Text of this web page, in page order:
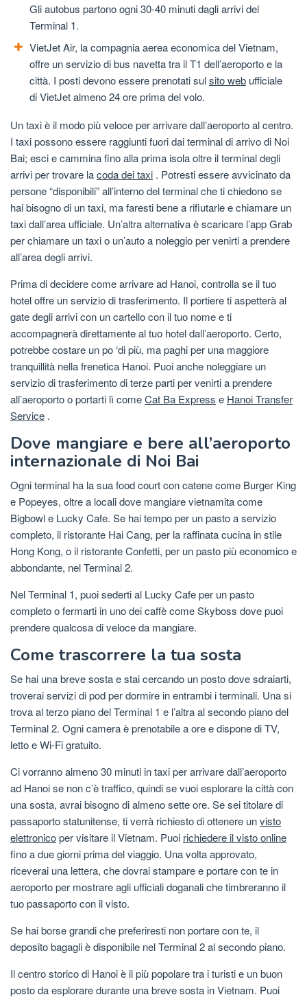
Gli autobus partono ogni 30-40 minuti dagli arrivi del
Terminal 1.
VietJet Air, la compagnia aerea economica del Vietnam,
offre un servizio di bus navetta tra il T1 dell’aeroporto e la
città. I posti devono essere prenotati sulsito web ufficiale
di VietJet almeno 24 ore prima del volo.
Un taxi è il modo più veloce per arrivare dall’aeroporto al centro.
I taxi possono essere raggiunti fuori dai terminal di arrivo di Noi
Bai; esci e cammina fino alla prima isola oltre il terminal degli
arrivi per trovare lacoda dei taxi . Potresti essere avvicinato da
persone “disponibili” all’interno del terminal che ti chiedono se
hai bisogno di un taxi, ma faresti bene a rifiutarle e chiamare un
taxi dall’area ufficiale. Un’altra alternativa è scaricare l’app Grab
per chiamare un taxi o un’auto a noleggio per venirti a prendere
all’area degli arrivi.
Prima di decidere come arrivare ad Hanoi, controlla se il tuo
hotel offre un servizio di trasferimento. Il portiere ti aspetterà al
gate degli arrivi con un cartello con il tuo nome e ti
accompagnerà direttamente al tuo hotel dall’aeroporto. Certo,
potrebbe costare un po ‘di più, ma paghi per una maggiore
tranquillità nella frenetica Hanoi. Puoi anche noleggiare un
servizio di trasferimento di terze parti per venirti a prendere
all’aeroporto o portarti lì comeCat Ba Express e Hanoi Transfer
Service .
Dove mangiare e bere all’aeroporto
internazionale di Noi Bai
Ogni terminal ha la sua food court con catene come Burger King
e Popeyes, oltre a locali dove mangiare vietnamita come
Bigbowl e Lucky Cafe. Se hai tempo per un pasto a servizio
completo, il ristorante Hai Cang, per la raffinata cucina in stile
Hong Kong, o il ristorante Confetti, per un pasto più economico e
abbondante, nel Terminal 2.
Nel Terminal 1, puoi sederti al Lucky Cafe per un pasto
completo o fermarti in uno dei caffè come Skyboss dove puoi
prendere qualcosa di veloce da mangiare.
Come trascorrere la tua sosta
Se hai una breve sosta e stai cercando un posto dove sdraiarti,
troverai servizi di pod per dormire in entrambi i terminali. Una si
trova al terzo piano del Terminal 1 e l’altra al secondo piano del
Terminal 2. Ogni camera è prenotabile a ore e dispone di TV,
letto e Wi-Fi gratuito.
Ci vorranno almeno 30 minuti in taxi per arrivare dall’aeroporto
ad Hanoi se non c’è traffico, quindi se vuoi esplorare la città con
una sosta, avrai bisogno di almeno sette ore. Se sei titolare di
passaporto statunitense, ti verrà richiesto di ottenere unvisto
elettronicoper visitare il Vietnam. Puoi richiedere il visto online
fino a due giorni prima del viaggio. Una volta approvato,
riceverai una lettera, che dovrai stampare e portare con te in
aeroporto per mostrare agli ufficiali doganali che timbreranno il
tuo passaporto con il visto.
Se hai borse grandi che preferiresti non portare con te, il
deposito bagagli è disponibile nel Terminal 2 al secondo piano.
Il centro storico di Hanoi è il più popolare tra i turisti e un buon
posto da esplorare durante una breve sosta in Vietnam. Puoi